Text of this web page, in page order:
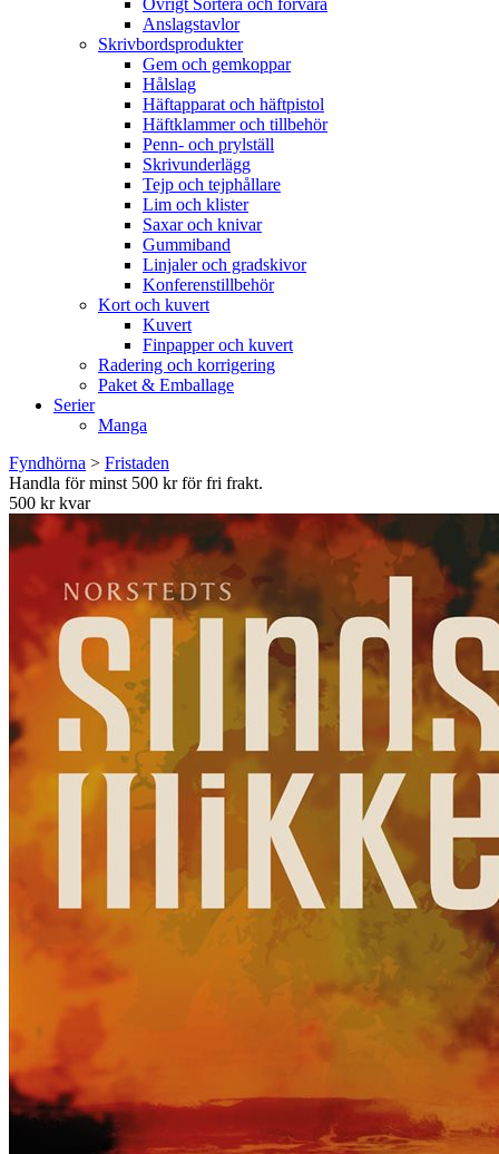
Övrigt Sortera och förvara
Anslagstavlor
Skrivbordsprodukter
Gem och gemkoppar
Hålslag
Häftapparat och häftpistol
Häftklammer och tillbehör
Penn- och prylställ
Skrivunderlägg
Tejp och tejphållare
Lim och klister
Saxar och knivar
Gummiband
Linjaler och gradskivor
Konferenstillbehör
Kort och kuvert
Kuvert
Finpapper och kuvert
Radering och korrigering
Paket & Emballage
Serier
Manga
Fyndhörna > Fristaden
Handla för minst 500 kr för fri frakt.
500 kr kvar